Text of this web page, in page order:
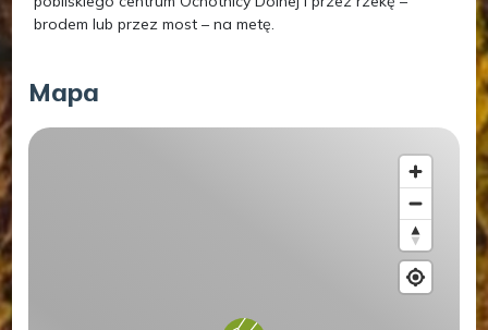
brodem lub przez most – na metę.
Mapa